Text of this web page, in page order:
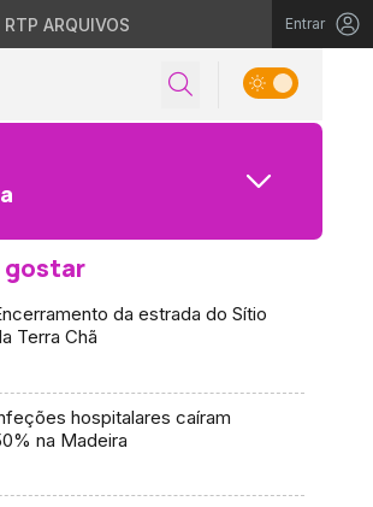
RTP ARQUIVOS Entrar
gostar
da estrada do Sítio
Terra Chã
hospitalares caíram
na Madeira